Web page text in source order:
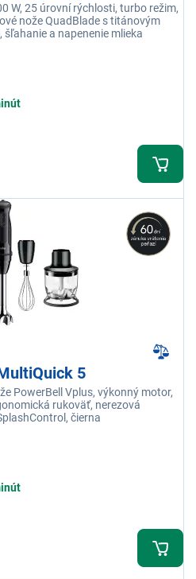
W, 25 úrovní rýchlosti, turbo režim,
nože QuadBlade s titánovým
šľahanie a napenenie mlieka
5
PowerBell Vplus, výkonný motor,
rukoväť, nerezová
čierna